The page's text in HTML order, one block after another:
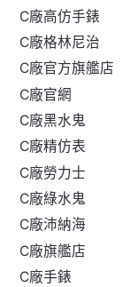
C廠高仿手錶
C廠格林尼治
C廠官方旗艦店
C廠官網
C廠黑水鬼
C廠精仿表
C廠勞力士
C廠綠水鬼
C廠沛納海
C廠旗艦店
C廠手錶